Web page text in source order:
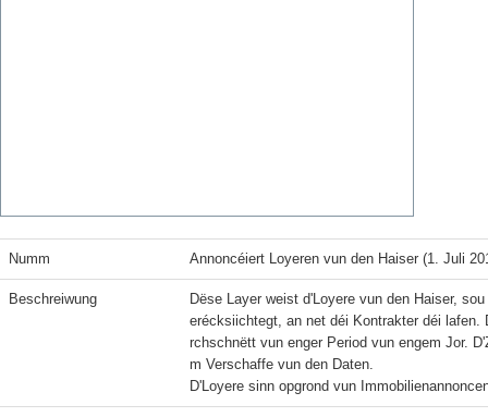
Numm Annoncéiert Loyeren vun den Haiser (1. Juli
Beschreiwung
Dëse Layer weist d'Loyere vun den Haiser,
erécksiichtegt, an net déi Kontrakter déi lafen.
rchschnëtt vun enger Period vun engem Jor.
m Verschaffe vun den Daten.
D'Loyere sinn opgrond vun